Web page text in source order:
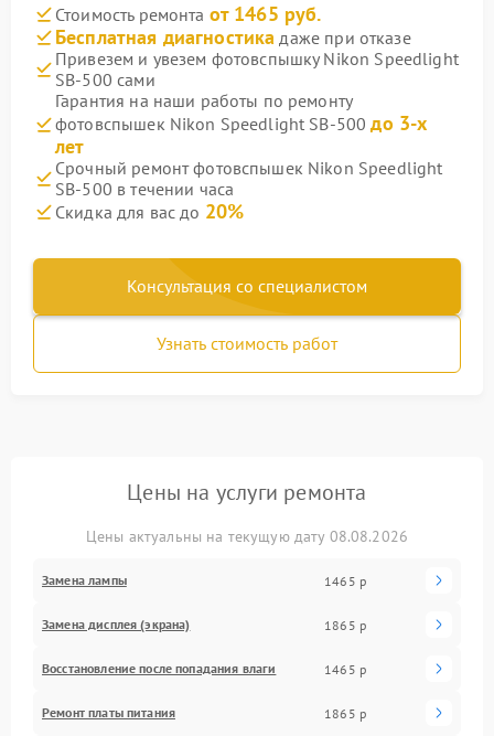
Стоимость ремонта от 1465 руб.
Бесплатная диагностика даже при отказе
Привезем и увезем фотовспышку Nikon Speedlight
SB-500 сами
Гарантия на наши работы по ремонту
фотовспышек Nikon Speedlight SB-500до 3-х
лет
Срочный ремонт фотовспышек Nikon Speedlight
SB-500 в течении часа
Скидка для вас до 20%
Консультация со специалистом
Узнать стоимость работ
Цены на услуги ремонта
Цены актуальны на текущую дату 08.08.2026
Замена лампы 1465 р
Замена дисплея (экрана) 1865 р
Восстановление после попадания влаги 1465 р
Ремонт платы питания 1865 р